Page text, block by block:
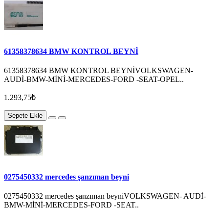
61358378634 BMW KONTROL BEYNİ
61358378634 BMW KONTROL BEYNİVOLKSWAGEN-
AUDİ-BMW-MİNİ-MERCEDES-FORD -SEAT-OPEL..
1.293,75₺
Sepete Ekle
0275450332 mercedes şanzıman beyni
0275450332 mercedes şanzıman beyniVOLKSWAGEN- AUDİ-
BMW-MİNİ-MERCEDES-FORD -SEAT..